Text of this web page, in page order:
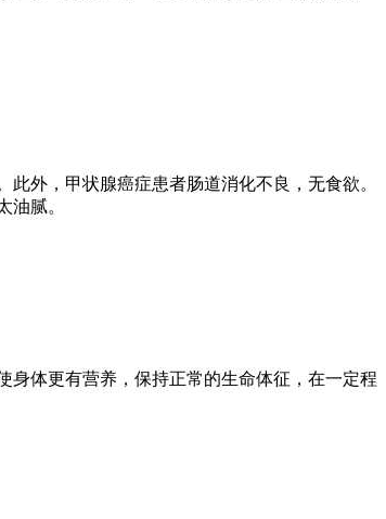
外，甲状腺癌症患者肠道消化不良，无食欲。
油腻。
身体更有营养，保持正常的生命体征，在一定程